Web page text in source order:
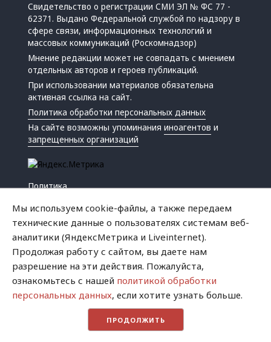
Свидетельство о регистрации СМИ ЭЛ № ФС 77 -
62371. Выдано Федеральной службой по надзору в
сфере связи, информационных технологий и
массовых коммуникаций (Роскомнадзор)
Мнение редакции может не совпадать с мнением
отдельных авторов и героев публикаций.
При использовании материалов обязательна
активная ссылка на сайт.
Политика обработки персональных данных
На сайте возможны упоминанияиноагентов и
запрещенных организаций
Политика
Успех
Хватит это терпеть
Мы используем cookie-файлы, а также передаем
технические данные о пользователях системам веб-
аналитики (ЯндексМетрика и Liveinternet).
Продолжая работу с сайтом, вы даете нам
разрешение на эти действия. Пожалуйста,
ознакомьтесь с нашей политикой обработки
персональных данных, если хотите узнать больше.
ПРОДОЛЖИТЬ